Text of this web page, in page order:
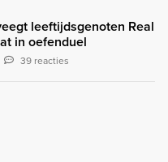
leeftijdsgenoten Real
in oefenduel
39 reacties